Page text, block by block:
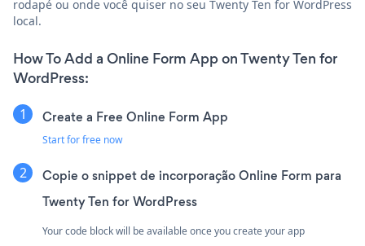
rodapé ou onde você quiser no seu Twenty Ten for WordPress
local.
How To Add a Online Form App on Twenty Ten for
WordPress:
Create a Free Online Form App
Start for free now
Copie o snippet de incorporação Online Form para
Twenty Ten for WordPress
Your code block will be available once you create your app